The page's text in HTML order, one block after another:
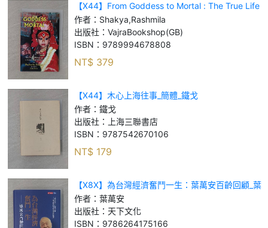
【X44】From Goddess to Mortal : The True Life
Story of Kumari_Shakya, R
作者： Shakya,Rashmila
出版社： VajraBookshop(GB)
ISBN： 9789994678808
NT$ 379
【X44】木心上海往事_簡體_鐵戈
作者： 鐵戈
出版社：
上海三聯書店
ISBN： 9787542670106
NT$ 179
【X8X】為台灣經濟奮鬥一生：葉萬安百齡回顧_葉
萬安
作者： 葉萬安
出版社： 天下文化
ISBN： 9786264175166